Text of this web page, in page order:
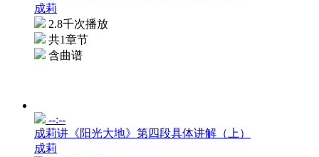
成莉
2.8千次播放
共1章节
含曲谱
--:--
成莉讲《阳光大地》第四段具体讲解（上）
成莉